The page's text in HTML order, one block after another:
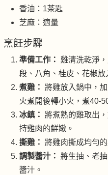
香油：1茶匙
芝麻：適量
烹飪步驟
準備工作： 雞清洗乾淨
段、八角、桂皮、花椒放
煮雞： 將雞放入鍋中，
火煮開後轉小火，煮40-
冰鎮： 將煮熟的雞取出
持雞肉的鮮嫩。
撕雞： 將雞肉撕成均勻的
調製醬汁： 將生抽、老
醬汁。